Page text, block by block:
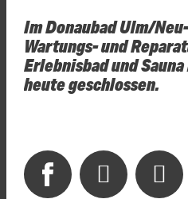
Im Donaubad Ulm/
Wartungs- und
Erlebnisbad und
heute geschlossen.